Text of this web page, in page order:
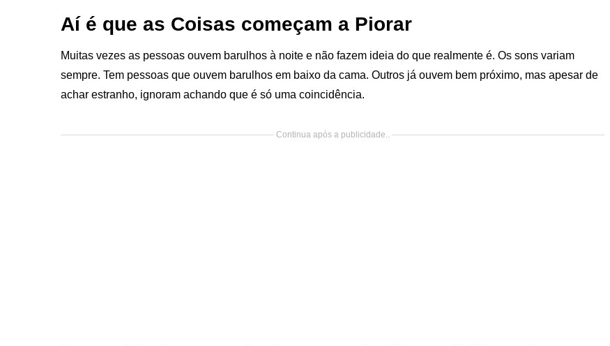
Aí é que as Coisas começam a Piorar
Muitas vezes as pessoas ouvem barulhos à noite e não fazem ideia do que realmente é. Os sons variam
sempre. Tem pessoas que ouvem barulhos em baixo da cama. Outros já ouvem bem próximo, mas apesar de
achar estranho, ignoram achando que é só uma coincidência.
Continua após a publicidade..